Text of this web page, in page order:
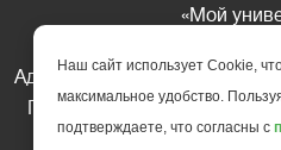
«Мой
Адрес редакции: 185035
Петрозаводск, ул.
Телефон редакции:
Наш сайт использует Cookie,
максимальное удобство.
подтверждаете, что согласны с